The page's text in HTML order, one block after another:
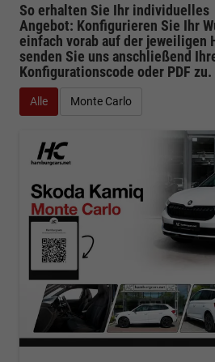
So erhalten Sie Ihr individuelles
Angebot: Konfigurieren Sie Ihr
einfach vorab auf der jeweiligen
senden Sie uns anschließend
Konfigurationscode oder PDF zu.
Alle Monte Carlo